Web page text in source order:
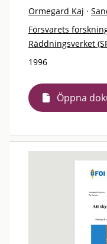
Ormegard Kaj ·
Försvarets
Räddningsverket
1996
Öppna